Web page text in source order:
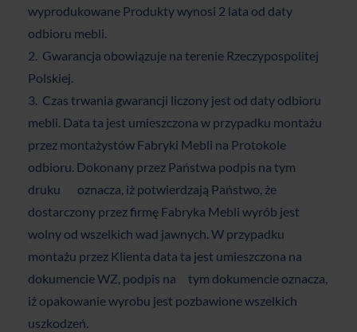
wyprodukowane Produkty wynosi 2 lata od daty
odbioru mebli.
Gwarancja obowiązuje na terenie Rzeczypospolitej
Polskiej.
Czas trwania gwarancji liczony jest od daty odbioru
mebli. Data ta jest umieszczona w przypadku montażu
przez montażystów Fabryki Mebli na Protokole
odbioru. Dokonany przez Państwa podpis na tym
druku oznacza, iż potwierdzają Państwo, że
dostarczony przez firmę Fabryka Mebli wyrób jest
wolny od wszelkich wad jawnych. W przypadku
montażu przez Klienta data ta jest umieszczona na
dokumencie WZ, podpis na tym dokumencie oznacza,
iż opakowanie wyrobu jest pozbawione wszelkich
uszkodzeń.